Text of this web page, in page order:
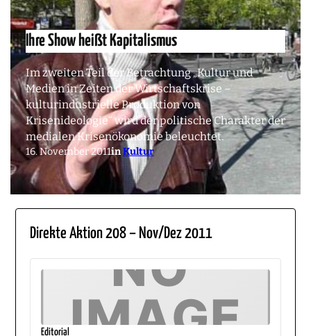
Ihre Show heißt Kapitalismus
Im zweiten Teil der Betrachtung „Kultur und
Medien in Zeiten der Wirtschaftskrise –
kulturindustrielle Produktion von
Krisenideologie“ wird der politische Charakter der
medialen Krisenökonomie beleuchtet.
16. November 2011inKultur
Direkte Aktion 208 – Nov/Dez 2011
Editorial